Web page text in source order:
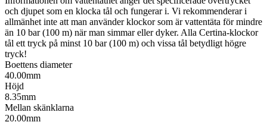
och djupet som en klocka tål och fungerar i. Vi rekommenderar i
allmänhet inte att man använder klockor som är vattentäta för mindre
än 10 bar (100 m) när man simmar eller dyker. Alla Certina-klockor
tål ett tryck på minst 10 bar (100 m) och vissa tål betydligt högre
tryck!
Boettens diameter
40.00mm
Höjd
8.35mm
Mellan skänklarna
20.00mm